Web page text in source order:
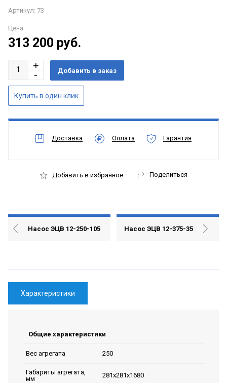
Артикул: 73
Цена:
313 200 руб.
Доставка Оплата Гарантия
Добавить в избранное Поделиться
Насос ЭЦВ 12-250-105 Насос ЭЦВ 12-375-35
Характеристики
Общие характеристики
Вес агрегата 250
Габариты агрегата,
мм
281х281х1680